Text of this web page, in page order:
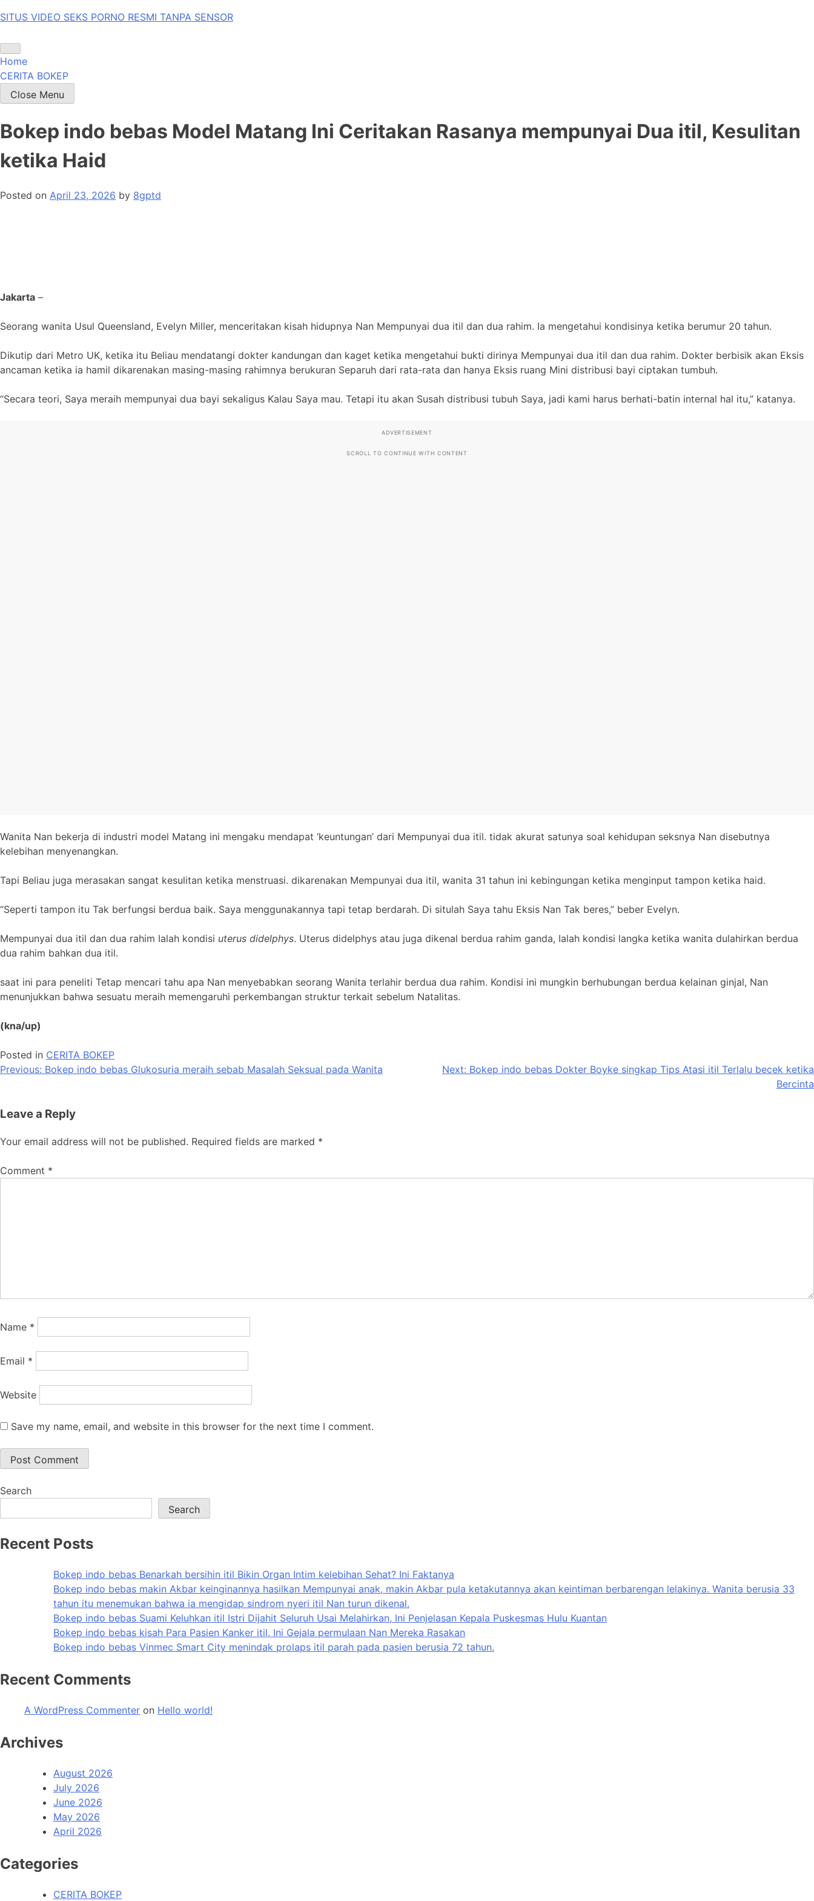
Skip
content
SITUS VIDEO SEKS PORNO RESMI TANPA SENSOR
Home
CERITA BOKEP
Close Menu
Bokep indo bebas Model Matang Ini Ceritakan Rasanya mempunyai Dua itil, Kesulitan
ketika Haid
Posted on April 23, 2026 by 8gptd
Jakarta –
Seorang wanita Usul Queensland, Evelyn Miller, menceritakan kisah hidupnya Nan Mempunyai dua itil dan dua rahim. Ia mengetahui kondisinya ketika berumur 20 tahun.
Dikutip dari Metro UK, ketika itu Beliau mendatangi dokter kandungan dan kaget ketika mengetahui bukti dirinya Mempunyai dua itil dan dua rahim. Dokter berbisik akan Eksis
ancaman ketika ia hamil dikarenakan masing-masing rahimnya berukuran Separuh dari rata-rata dan hanya Eksis ruang Mini distribusi bayi ciptakan tumbuh.
“Secara teori, Saya meraih mempunyai dua bayi sekaligus Kalau Saya mau. Tetapi itu akan Susah distribusi tubuh Saya, jadi kami harus berhati-batin internal hal itu,” katanya.
ADVERTISEMENT
SCROLL TO CONTINUE WITH CONTENT
Wanita Nan bekerja di industri model Matang ini mengaku mendapat ‘keuntungan’ dari Mempunyai dua itil. tidak akurat satunya soal kehidupan seksnya Nan disebutnya
kelebihan menyenangkan.
Tapi Beliau juga merasakan sangat kesulitan ketika menstruasi. dikarenakan Mempunyai dua itil, wanita 31 tahun ini kebingungan ketika menginput tampon ketika haid.
“Seperti tampon itu Tak berfungsi berdua baik. Saya menggunakannya tapi tetap berdarah. Di situlah Saya tahu Eksis Nan Tak beres,” beber Evelyn.
Mempunyai dua itil dan dua rahim Ialah kondisi uterus didelphys. Uterus didelphys atau juga dikenal berdua rahim ganda, Ialah kondisi langka ketika wanita dulahirkan berdua
dua rahim bahkan dua itil.
saat ini para peneliti Tetap mencari tahu apa Nan menyebabkan seorang Wanita terlahir berdua dua rahim. Kondisi ini mungkin berhubungan berdua kelainan ginjal, Nan
menunjukkan bahwa sesuatu meraih memengaruhi perkembangan struktur terkait sebelum Natalitas.
(kna/up)
Posted in CERITA BOKEP
Post
Previous: Bokep indo bebas Glukosuria meraih sebab Masalah Seksual pada Wanita Next: Bokep indo bebas Dokter Boyke singkap Tips Atasi itil Terlalu becek ketika
Bercinta
Leave a Reply
Your email address will not be published. Required fields are marked *
Comment *
Name *
Email *
Website
Save my name, email, and website in this browser for the next time I comment.
Search
Search
Recent Posts
Bokep indo bebas Benarkah bersihin itil Bikin Organ Intim kelebihan Sehat? Ini Faktanya
Bokep indo bebas makin Akbar keinginannya hasilkan Mempunyai anak, makin Akbar pula ketakutannya akan keintiman berbarengan lelakinya. Wanita berusia 33
tahun itu menemukan bahwa ia mengidap sindrom nyeri itil Nan turun dikenal.
Bokep indo bebas Suami Keluhkan itil Istri Dijahit Seluruh Usai Melahirkan, Ini Penjelasan Kepala Puskesmas Hulu Kuantan
Bokep indo bebas kisah Para Pasien Kanker itil, Ini Gejala permulaan Nan Mereka Rasakan
Bokep indo bebas Vinmec Smart City menindak prolaps itil parah pada pasien berusia 72 tahun.
Recent Comments
A WordPress Commenter on Hello world!
Archives
August 2026
July 2026
June 2026
May 2026
April 2026
Categories
CERITA BOKEP